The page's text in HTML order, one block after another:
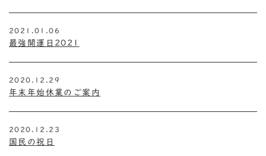
2021.01.06
最強開運日2021
2020.12.29
年末年始休業のご案内
2020.12.23
国民の祝日